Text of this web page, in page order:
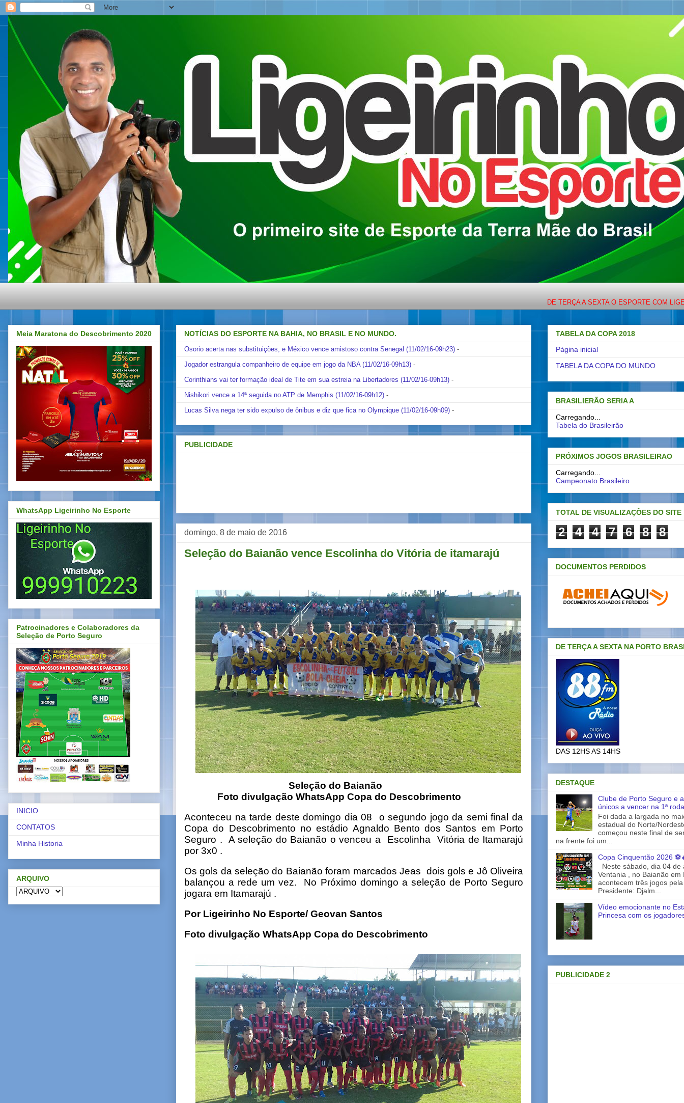
DE TERÇA A SEXTA O ESPORTE COM
NOTÍCIAS DO ESPORTE NA BAHIA, NO BRASIL E NO MUNDO.
Osorio acerta nas substituições, e México vence amistoso contra Senegal (11/02/16-09h23) -
Jogador estrangula companheiro de equipe em jogo da NBA (11/02/16-09h13) -
Corinthians vai ter formação ideal de Tite em sua estreia na Libertadores (11/02/16-09h13) -
Nishikori vence a 14ª seguida no ATP de Memphis (11/02/16-09h12) -
Lucas Silva nega ter sido expulso de ônibus e diz que fica no Olympique (11/02/16-09h09) -
PUBLICIDADE
domingo, 8 de maio de 2016
Seleção do Baianão vence Escolinha do Vitória de itamarajú
Seleção do Baianão
Foto divulgação WhatsApp Copa do Descobrimento
Aconteceu na tarde deste domingo dia 08 o segundo jogo da semi final da
Copa do Descobrimento no estádio Agnaldo Bento dos Santos em Porto
Seguro .
A seleção do Baianão o venceu a
Escolinha Vitória de Itamarajú
por 3x0 .
Os gols da seleção do Baianão foram marcados Jeas dois gols e Jô Oliveira
balançou a rede um vez.
No Próximo domingo a seleção de Porto Seguro
jogara em Itamarajú .
Por Ligeirinho No Esporte/ Geovan Santos
Foto divulgação WhatsApp Copa do Descobrimento
Meia Maratona do Descobrimento 2020
WhatsApp Ligeirinho No Esporte
Patrocinadores e Colaboradores da
Seleção de Porto Seguro
INICIO
CONTATOS
Minha Historia
ARQUIVO
TABELA DA COPA 2018
Página inicial
TABELA DA COPA DO MUNDO
BRASILIERÃO SERIA A
Carregando...
Tabela do Brasileirão
PRÓXIMOS JOGOS BRASILEIRAO
Carregando...
Campeonato Brasileiro
TOTAL DE VISUALIZAÇÕES DO SITE
2 4 4 7 6 8 8
DOCUMENTOS PERDIDOS
DE TERÇA A SEXTA NA PORTO
DAS 12HS AS 14HS
DESTAQUE
Clube de Porto Seguro e
únicos a vencer na 1ª
Foi dada a largada no
estadual do Norte/
começou neste final de
na frente foi um...
Copa Cinquentão 2026
Neste sábado, dia 04 de
Ventania , no Baianão em
acontecem três jogos
Presidente: Djalm...
Vídeo emocionante no
Princesa com os
PUBLICIDADE 2